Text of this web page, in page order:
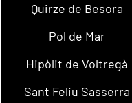
Quirze de Besora
Pol de Mar
Hipòlit de Voltregà
Sant Feliu Sasserra